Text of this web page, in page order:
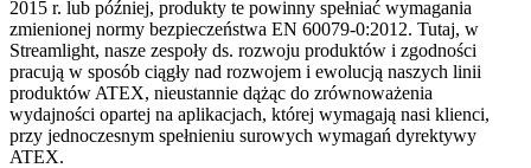
2015 r. lub później, produkty te powinny spełniać wymagania
zmienionej normy bezpieczeństwa EN 60079-0:2012. Tutaj, w
Streamlight, nasze zespoły ds. rozwoju produktów i zgodności
pracują w sposób ciągły nad rozwojem i ewolucją naszych linii
produktów ATEX, nieustannie dążąc do zrównoważenia
wydajności opartej na aplikacjach, której wymagają nasi klienci,
przy jednoczesnym spełnieniu surowych wymagań dyrektywy
ATEX.